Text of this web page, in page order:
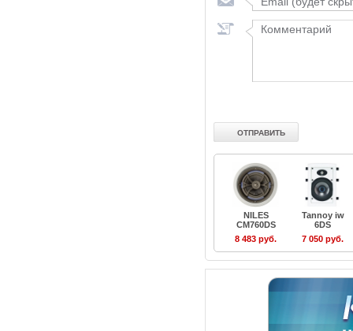
NILES
CM760DS
8 483 руб.
Tannoy iw
6DS
7 050 руб.